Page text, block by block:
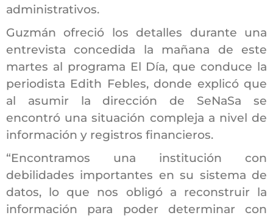
administrativos.
Guzmán ofreció los detalles durante una
entrevista concedida la mañana de este
martes al programa El Día, que conduce la
periodista Edith Febles, donde explicó que
al asumir la dirección de SeNaSa se
encontró una situación compleja a nivel de
información y registros financieros.
“Encontramos una institución con
debilidades importantes en su sistema de
datos, lo que nos obligó a reconstruir la
información para poder determinar con